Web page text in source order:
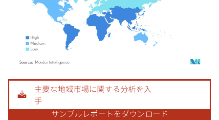
画像 © Mordor Intelligence。再利用にはCC BY 4.0の表示が必要です。